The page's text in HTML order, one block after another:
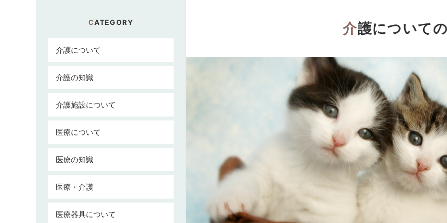
介護について
CATEGORY
介護について
介護の知識
介護施設について
医療について
医療の知識
医療・介護
医療器具について